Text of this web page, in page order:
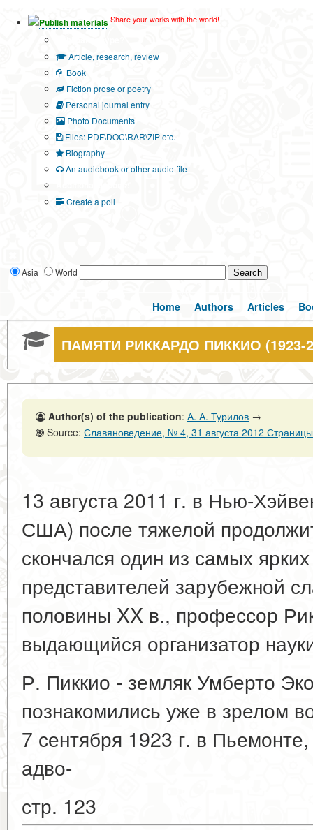
Publish materials Share your works with the world!
Article, research, review
Book
Fiction prose or poetry
Personal journal entry
Photo Documents
Files: PDF\DOC\RAR\ZIP etc.
Biography
An audiobook or other audio file
Create a poll
Asia World
Home Authors Articles
ПАМЯТИ РИККАРДО ПИККИО (1923-
Author(s) of the publication: А. А. Турилов →
Source: Славяноведение, № 4, 31 августа 2012
13 августа 2011 г. в Нью-
США) после тяжелой
скончался один из самых
представителей зарубежной
половины XX в., профессор
выдающийся организатор
Р. Пиккио - земляк Умберто
познакомились уже в зрелом
7 сентября 1923 г. в
адво-
стр. 123